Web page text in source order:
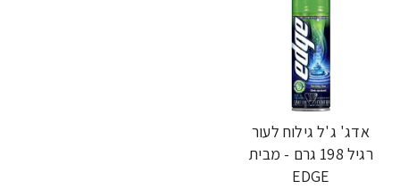
אדג' ג'ל גילוח לעור
רגיל 198 גרם - מבית
EDGE